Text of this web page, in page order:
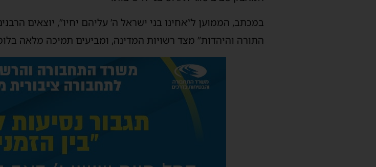
במכתב, הממוען ל”אחינו בני ישראל ה’ עליהם יחיו”, יוצאים
התורה והיהדות” מצד רשויות המדינה, ומביעים תמיכה מלאה